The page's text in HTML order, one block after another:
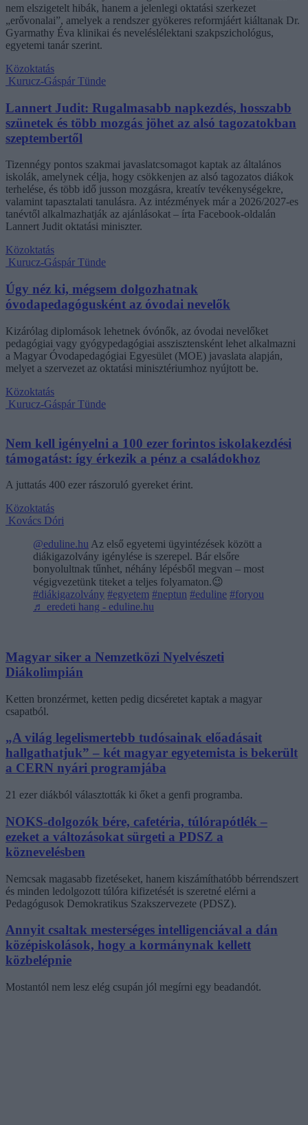
nem elszigetelt hibák, hanem a jelenlegi oktatási szerkezet
„erővonalai”, amelyek a rendszer gyökeres reformjáért kiáltanak Dr.
Gyarmathy Éva klinikai és neveléslélektani szakpszichológus,
egyetemi tanár szerint.
Közoktatás
Kurucz-Gáspár Tünde
Lannert Judit: Rugalmasabb napkezdés, hosszabb
szünetek és több mozgás jöhet az alsó tagozatokban
szeptembertől
Tizennégy pontos szakmai javaslatcsomagot kaptak az általános
iskolák, amelynek célja, hogy csökkenjen az alsó tagozatos diákok
terhelése, és több idő jusson mozgásra, kreatív tevékenységekre,
valamint tapasztalati tanulásra. Az intézmények már a 2026/2027-es
tanévtől alkalmazhatják az ajánlásokat – írta Facebook-oldalán
Lannert Judit oktatási miniszter.
Közoktatás
Kurucz-Gáspár Tünde
Úgy néz ki, mégsem dolgozhatnak
óvodapedagógusként az óvodai nevelők
Kizárólag diplomások lehetnek óvónők, az óvodai nevelőket
pedagógiai vagy gyógypedagógiai asszisztensként lehet alkalmazni
a Magyar Óvodapedagógiai Egyesület (MOE) javaslata alapján,
melyet a szervezet az oktatási minisztériumhoz nyújtott be.
Közoktatás
Kurucz-Gáspár Tünde
Nem kell igényelni a 100 ezer forintos iskolakezdési
támogatást: így érkezik a pénz a családokhoz
A juttatás 400 ezer rászoruló gyereket érint.
Közoktatás
Kovács Dóri
@eduline.hu Az első egyetemi ügyintézések között a
diákigazolvány igénylése is szerepel. Bár elsőre
bonyolultnak tűnhet, néhány lépésből megvan – most
végigvezetünk titeket a teljes folyamaton.😉
#diákigazolvány #egyetem #neptun #eduline #foryou
♬ eredeti hang - eduline.hu
Magyar siker a Nemzetközi Nyelvészeti
Diákolimpián
Ketten bronzérmet, ketten pedig dicséretet kaptak a magyar
csapatból.
„A világ legelismertebb tudósainak előadásait
hallgathatjuk” – két magyar egyetemista is bekerült
a CERN nyári programjába
21 ezer diákból választották ki őket a genfi programba.
NOKS-dolgozók bére, cafetéria, túlórapótlék –
ezeket a változásokat sürgeti a PDSZ a
köznevelésben
Nemcsak magasabb fizetéseket, hanem kiszámíthatóbb bérrendszert
és minden ledolgozott túlóra kifizetését is szeretné elérni a
Pedagógusok Demokratikus Szakszervezete (PDSZ).
Annyit csaltak mesterséges intelligenciával a dán
középiskolások, hogy a kormánynak kellett
közbelépnie
Mostantól nem lesz elég csupán jól megírni egy beadandót.